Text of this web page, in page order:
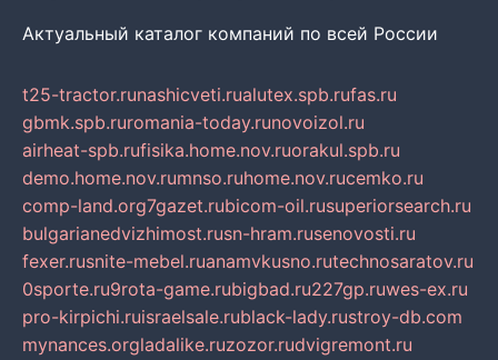
Актуальный каталог компаний по всей России
t25-tractor.runashicveti.rualutex.spb.rufas.ru
gbmk.spb.ruromania-today.runovoizol.ru
airheat-spb.rufisika.home.nov.ruorakul.spb.ru
demo.home.nov.rumnso.ruhome.nov.rucemko.ru
comp-land.org7gazet.rubicom-oil.rusuperiorsearch.ru
bulgarianedvizhimost.rusn-hram.rusenovosti.ru
fexer.rusnite-mebel.ruanamvkusno.rutechnosaratov.ru
0sporte.ru9rota-game.rubigbad.ru227gp.ruwes-ex.ru
pro-kirpichi.ruisraelsale.rublack-lady.rustroy-db.com
mynances.orgladalike.ruzozor.rudvigremont.ru